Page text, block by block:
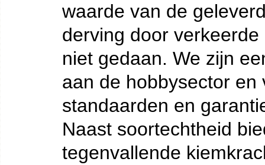
waarde van de
derving door
niet gedaan. We zijn
aan de hobbysector
standaarden en
Naast soortechtheid
tegenvallende